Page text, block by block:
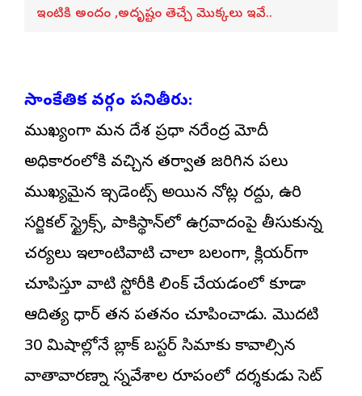
ఇంటికి అందం ,అదృష్టం తెచ్చే మొక్కలు ఇవే..
సాంకేతిక వర్గం పనితీరు:
ముఖ్యంగా మన దేశ ప్రధాని నరేంద్ర మోదీ
అధికారంలోకి వచ్చిన తర్వాత జరిగిన పలు
ముఖ్యమైన ఇన్సిడెంట్స్‌ అయిన నోట్ల రద్దు, ఉరి
సర్జికల్ స్ట్రైక్స్, పాకిస్థాన్‌లో ఉగ్రవాదంపై తీసుకున్న
చర్యలు ఇలాంటివాటిని చాలా బలంగా, క్లియర్‌గా
చూపిస్తూ వాటిని స్టోరీకి లింక్ చేయడంలో కూడా
ఆదిత్య ధార్ తన పనితనం చూపించాడు. మొదటి
30 నిమిషాల్లోనే బ్లాక్ బస్టర్ సినిమాకు కావాల్సిన
వాతావారణాన్ని సన్నివేశాల రూపంలో దర్శకుడు సెట్